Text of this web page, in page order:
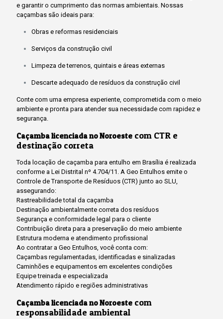
e garantir o cumprimento das normas ambientais. Nossas
caçambas são ideais para:
Obras e reformas residenciais
Serviços da construção civil
Limpeza de terrenos, quintais e áreas externas
Descarte adequado de resíduos da construção civil
Conte com uma empresa experiente, comprometida com o meio
ambiente e pronta para atender sua necessidade com rapidez e
segurança.
Caçamba licenciada no Noroeste com CTR e
destinação correta
Toda locação de caçamba para entulho em Brasília é realizada
conforme a Lei Distrital nº 4.704/11. A Geo Entulhos emite o
Controle de Transporte de Resíduos (CTR) junto ao SLU,
assegurando:
Rastreabilidade total da caçamba
Destinação ambientalmente correta dos resíduos
Segurança e conformidade legal para o cliente
Contribuição direta para a preservação do meio ambiente
Estrutura moderna e atendimento profissional
Ao contratar a Geo Entulhos, você conta com:
Caçambas regulamentadas, identificadas e sinalizadas
Caminhões e equipamentos em excelentes condições
Equipe treinada e especializada
Atendimento rápido e regiões administrativas
Caçamba licenciada no Noroeste com
responsabilidade ambiental